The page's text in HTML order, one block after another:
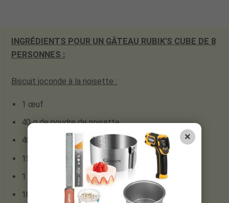
INGRÉDIENTS POUR UN GÂTEAU RUBIK'S CUBE DE 8
PERSONNES :
Biscuit joconde à la noisette :
1 œuf
40 g de poudre de noisette
40 g de sucre glace
15 g de farine
1 blanc d'oeuf
10 g de sucre en poudre
×